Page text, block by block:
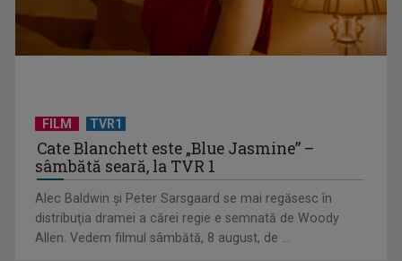
Un reper al cinematografiei mondiale, la TVR Cultural:
„Roma, oraș deschis”
FILM TVR1
Cate Blanchett este „Blue Jasmine” –
sâmbătă seară, la TVR 1
Alec Baldwin şi Peter Sarsgaard se mai regăsesc în
distribuţia dramei a cărei regie e semnată de Woody
Allen. Vedem filmul sâmbătă, 8 august, de ...